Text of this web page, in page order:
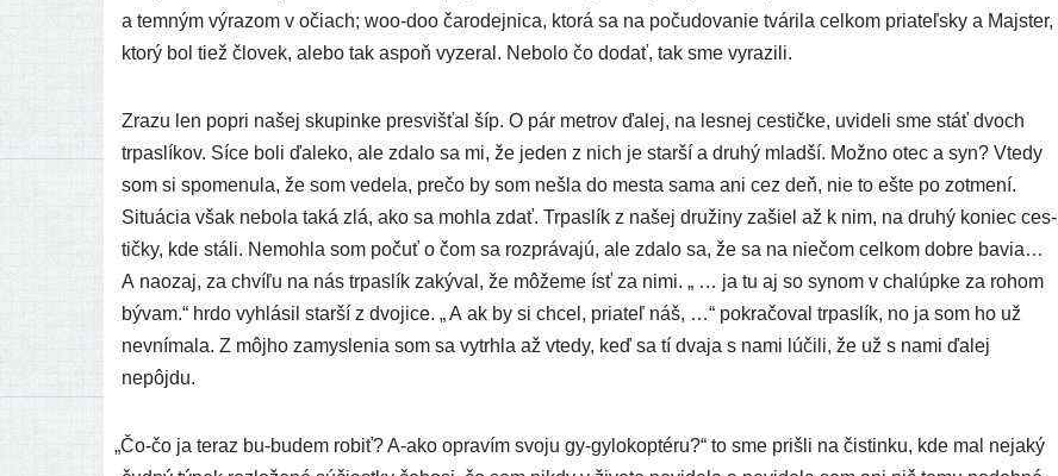
a tem­ným výra­zom v očiach; woo-doo čaro­dej­ni­ca, kto­rá sa na poču­do­va­nie tvá­ri­la cel­kom pria­teľ­sky a Majster,
kto­rý bol tiež člo­vek, ale­bo tak aspoň vyze­ral. Nebolo čo dodať, tak sme vyrazili.
Zrazu len pop­ri našej sku­pin­ke pre­sviš­ťal šíp. O pár met­rov ďalej, na les­nej ces­tič­ke, uvi­de­li sme stáť dvoch
trpas­lí­kov. Síce boli ďale­ko, ale zda­lo sa mi, že jeden z nich je star­ší a dru­hý mlad­ší. Možno otec a syn? Vtedy
som si spo­me­nu­la, že som vede­la, pre­čo by som nešla do mes­ta sama ani cez deň, nie to ešte po zotme­ní.
Situácia však nebo­la taká zlá, ako sa moh­la zdať. Trpaslík z našej dru­ži­ny zašiel až k nim, na dru­hý koniec ces­
tič­ky, kde stá­li. Nemohla som počuť o čom sa roz­prá­va­jú, ale zda­lo sa, že sa na nie­čom cel­kom dob­re bavia…
A naozaj, za chví­ľu na nás trpas­lík zaký­val, že môže­me ísť za nimi. „ … ja tu aj so synom v cha­lúp­ke za rohom
bývam.“ hrdo vyhlá­sil star­ší z dvo­j­ice. „ A ak by si chcel, pria­teľ náš, …“ pokra­čo­val trpas­lík, no ja som ho už
nevní­ma­la. Z môj­ho zamys­le­nia som sa vytrh­la až vte­dy, keď sa tí dva­ja s nami lúči­li, že už s nami ďalej
nepôjdu.
„Čo-čo ja teraz bu-budem robiť? A‑ako opra­vím svo­ju gy-gylo­kop­té­ru?“ to sme priš­li na čis­tin­ku, kde mal neja­ký